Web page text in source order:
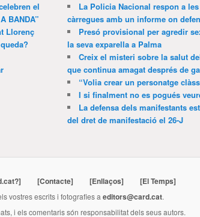
el
BANDA”
Llorenç
La Policia Nacional respon a
càrregues amb un informe on
Presó provisional per agredir
la seva exparella a Palma
Creix el misteri sobre la salut
que continua amagat després de
“Volia crear un personatge
I si finalment no es pogués
La defensa dels manifestants
del dret de manifestació el 26-J
[Contacte] [Enllaços] [El Temps]
vostres escrits i fotografies a editors@card.cat.
i els comentaris són responsabilitat dels seus autors.